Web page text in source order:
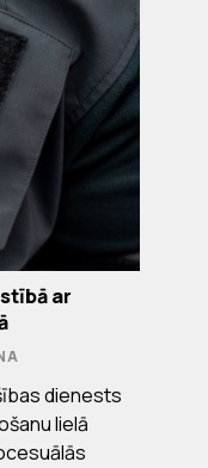
ar
dienests
lielā